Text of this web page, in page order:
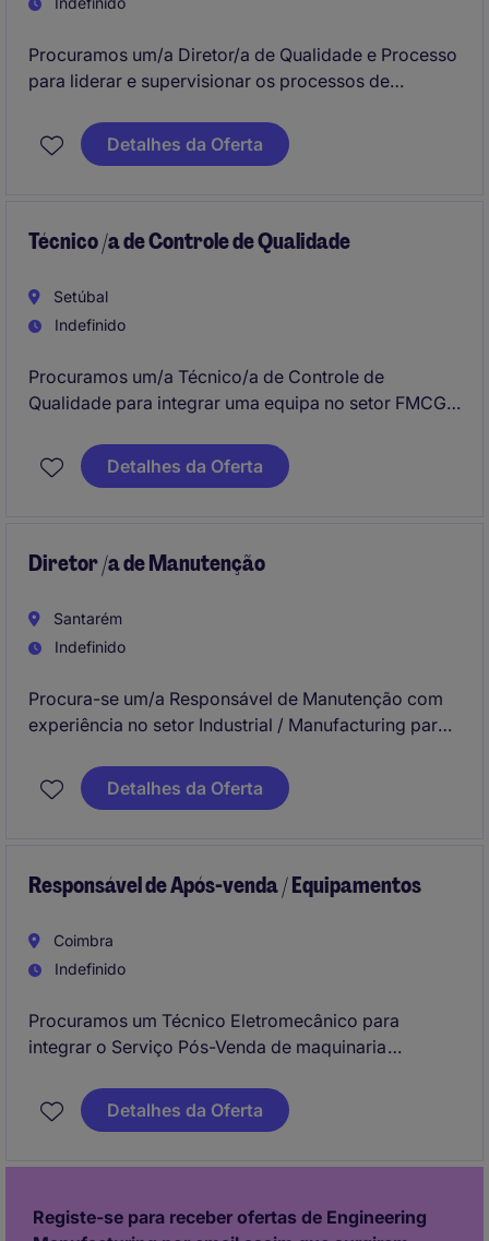
Procuramos um/a Diretor/a de Qualidade e Processo
para liderar e supervisionar os processos de
conformidade com padrões rigorosos. O/A
candidato/a ideal terá experiência na gestão de
Fabricação.
Detalhes da Oferta
Técnico /a de Controle de Qualidade
Setúbal
Indefinido
Procuramos um/a Técnico/a de Controle de
Qualidade para integrar uma equipa no setor FMCG,
profissional será responsável por assegurar que os
padrões de qualidade são mantidos ao longo de
Detalhes da Oferta
Diretor /a de Manutenção
Santarém
Indefinido
Procura-se um/a Responsável de Manutenção com
experiência no setor Industrial / Manufacturing para
Este cargo exige competências técnicas avançadas
e capacidade de gestão de equipas.
Detalhes da Oferta
Responsável de Após-venda / Equipamentos
Coimbra
Indefinido
Procuramos um Técnico Eletromecânico para
integrar o Serviço Pós-Venda de maquinaria
processamento e embalagem.
técnico pós-venda.
Detalhes da Oferta
Registe-se para receber ofertas de Engineering